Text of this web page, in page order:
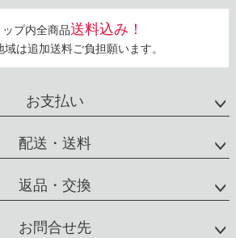
ップ内全商品送料込み！
は追加送料ご負担願います。
お支払い
配送・送料
返品・交換
お問合せ先